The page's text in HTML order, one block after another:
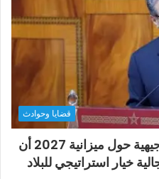
قضايا وحوادث
أخنوش يؤكد في المذكرة التوجيهية حول ميزانية 2027 أن
خيار استراتيجي للبلاد